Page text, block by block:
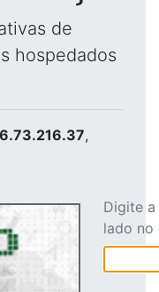
de
hospedados
,
Digite
lado no